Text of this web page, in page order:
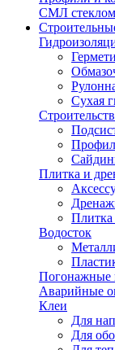
СМЛ
Сухая
Плитка и
Плитка
Водосток
Погонажные
Аварийные
Клеи
Для
Для